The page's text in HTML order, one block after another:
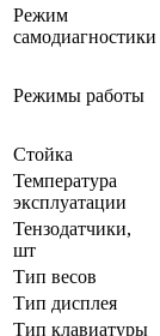
Режим
самодиагностики
Режимы работы
Стойка
Температура
эксплуатации
Тензодатчики,
шт
Тип весов
Тип дисплея
Тип клавиатуры